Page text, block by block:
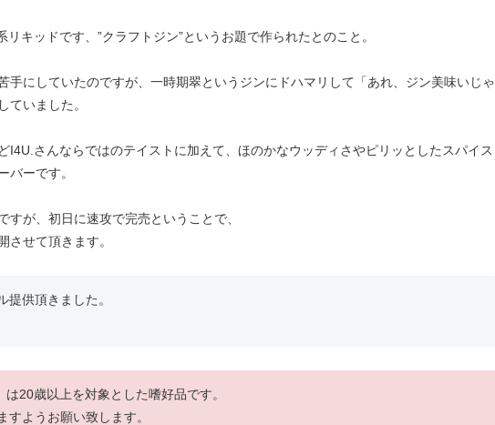
キッドです、”クラフトジン”というお題で作られたとのこと。
手にしていたのですが、一時期翠というジンにドハマリして「あれ、ジン美味いじゃ
いました。
I4U.さんならではのテイストに加えて、ほのかなウッディさやピリッとしたスパイス
バーです。
が、初日に速攻で完売ということで、
させて頂きます。
提供頂きました。
20歳以上を対象とした嗜好品です。
ようお願い致します。